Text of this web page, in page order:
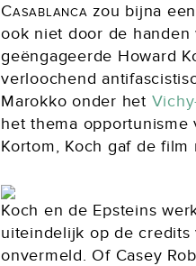
Casablanca zou bijna
ook niet door de handen
geëngageerde Howard
verloochend
Marokko onder het
het thema opportunisme
Kortom, Koch gaf de
Koch en de Epsteins
uiteindelijk op de credits
onvermeld. Of Casey